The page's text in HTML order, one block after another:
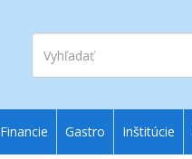
Vyhľadať
Financie Gastro Inštitúcie